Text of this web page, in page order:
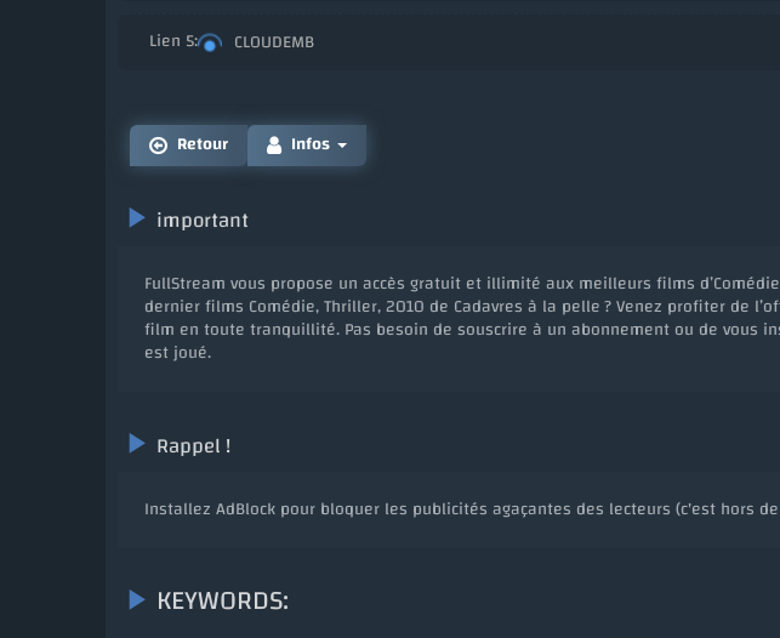
CLOUDEMB
Retour Infos
important
FullStream vous propose un accès gratuit et illimité aux meilleurs films
dernier films Comédie, Thriller, 2010 de Cadavres à la pelle ? Venez profiter de
film en toute tranquillité. Pas besoin de souscrire à un abonnement ou de vous
est joué.
Rappel !
Installez AdBlock pour bloquer les publicités agaçantes des lecteurs (c'est hors
KEYWORDS: